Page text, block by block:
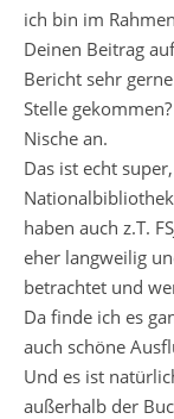
ich bin im
Deinen Beitrag
Bericht sehr
Stelle
Nische an.
Das ist echt
haben auch z.T.
eher langweilig
betrachtet und
Da finde ich es
auch schöne
Und es ist
außerhalb der